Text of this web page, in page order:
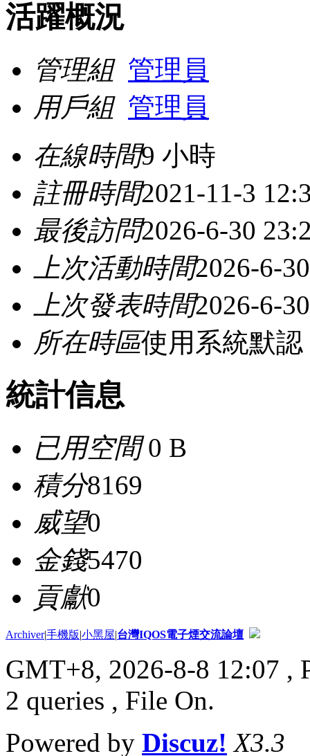
活躍概況
管理組 管理員
用戶組 管理員
在線時間9 小時
註冊時間2021-11-3
最後訪問2026-6-30
上次活動時間2026-6-
上次發表時間2026-6-
所在時區使用系統默認
統計信息
已用空間0 B
積分8169
威望0
金錢5470
貢獻0
Archiver|手機版|小黑屋|台灣IQOS電子煙交流論壇
GMT+8, 2026-8-8 12:07 ,
2 queries , File On.
Powered by Discuz! X3.3